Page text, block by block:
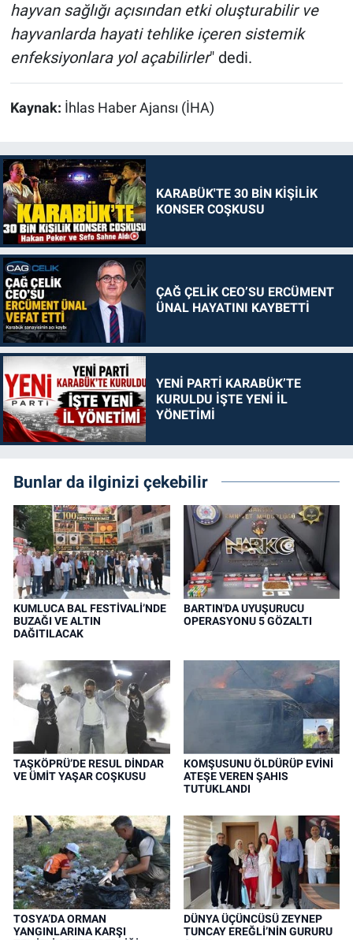
hayvan sağlığı açısından etki oluşturabilir ve
hayvanlarda hayati tehlike içeren sistemik
enfeksiyonlara yol açabilirler" dedi.
Kaynak: İhlas Haber Ajansı (İHA)
KARABÜK'TE 30 BİN KİŞİLİK
KONSER COŞKUSU
ÇAĞ ÇELİK CEO’SU ERCÜMENT
ÜNAL HAYATINI KAYBETTİ
YENİ PARTİ KARABÜK’TE
KURULDU İŞTE YENİ İL
YÖNETİMİ
Bunlar da ilginizi çekebilir
KUMLUCA BAL FESTİVALİ’NDE
BUZAĞI VE ALTIN
DAĞITILACAK
BARTIN'DA UYUŞURUCU
OPERASYONU 5 GÖZALTI
TAŞKÖPRÜ’DE RESUL DİNDAR
VE ÜMİT YAŞAR COŞKUSU
KOMŞUSUNU ÖLDÜRÜP EVİNİ
ATEŞE VEREN ŞAHIS
TUTUKLANDI
TOSYA’DA ORMAN
YANGINLARINA KARŞI
DÜNYA ÜÇÜNCÜSÜ ZEYNEP
TUNCAY EREĞLİ’NİN GURURU